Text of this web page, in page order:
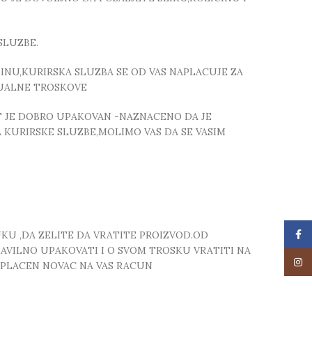
SLUZBA SE OD VAS NAPLACUJE ZA
TROSKOVE
DOBRO UPAKOVAN -NAZNACENO DA JE
SLUZBE,MOLIMO VAS DA SE VASIM
,DA ZELITE DA VRATITE PROIZVOD.OD
UPAKOVATI I O SVOM TROSKU VRATITI NA
NOVAC NA VAS RACUN